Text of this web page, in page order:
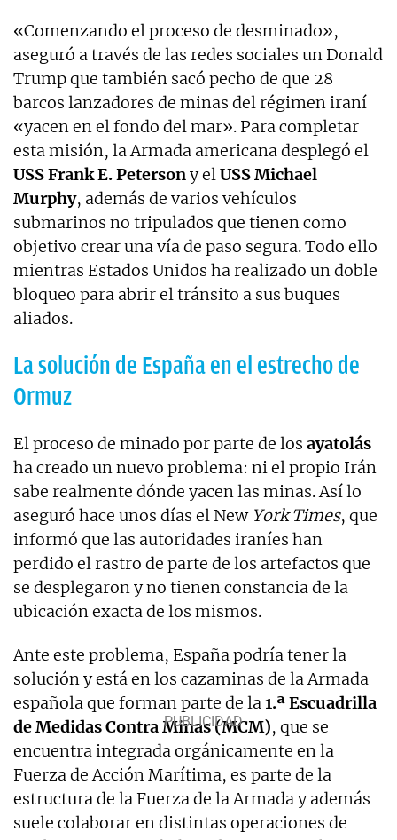
«Comenzando el proceso de desminado»,
aseguró a través de las redes sociales un Donald
Trump que también sacó pecho de que 28
barcos lanzadores de minas del régimen iraní
«yacen en el fondo del mar». Para completar
esta misión, la Armada americana desplegó el
USS Frank E. Petersony elUSS Michael
Murphy, además de varios vehículos
submarinos no tripulados que tienen como
objetivo crear una vía de paso segura. Todo ello
mientras Estados Unidos ha realizado un doble
bloqueo para abrir el tránsito a sus buques
aliados.
La solución de España en el estrecho de
Ormuz
El proceso de minado por parte de los ayatolás
ha creado un nuevo problema: ni el propio Irán
sabe realmente dónde yacen las minas. Así lo
aseguró hace unos días el NewYork Times, que
informó que las autoridades iraníes han
perdido el rastro de parte de los artefactos que
se desplegaron y no tienen constancia de la
ubicación exacta de los mismos.
Ante este problema, España podría tener la
solución y está en los cazaminas de la Armada
española que forman parte de la1.ª Escuadrilla
de Medidas Contra Minas (MCM), que se
encuentra integrada orgánicamente en la
Fuerza de Acción Marítima, es parte de la
estructura de la Fuerza de la Armada y además
suele colaborar en distintas operaciones de